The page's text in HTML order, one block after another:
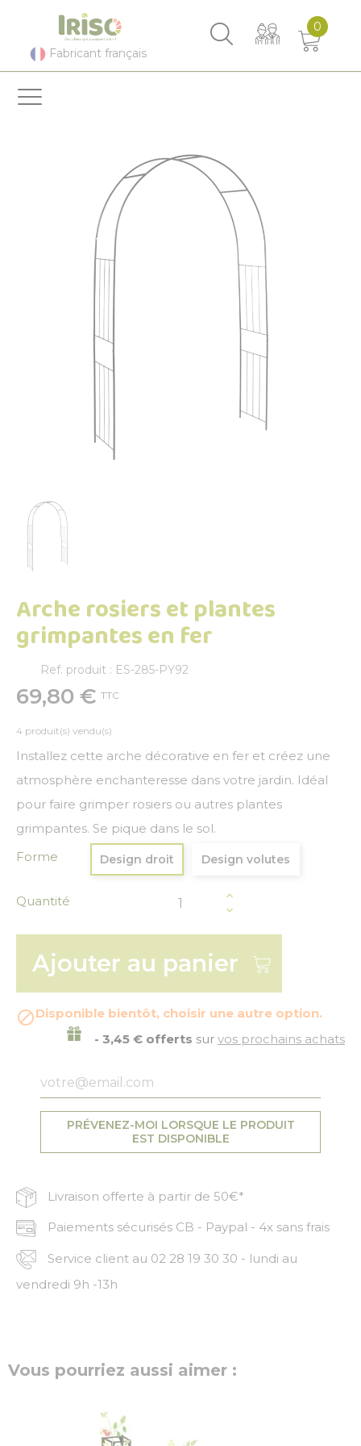
Fabricant français
0
Arche rosiers et plantes
grimpantes en fer
Ref. produit : ES-285-PY92
69,80 € TTC
4 produit(s) vendu(s)
Installez cette arche décorative en fer et créez une
atmosphère enchanteresse dans votre jardin. Idéal
pour faire grimper rosiers ou autres plantes
grimpantes. Se pique dans le sol.
Forme
Design droit Design volutes
Quantité
Ajouter au panier
Disponible bientôt, choisir une autre option.
- 3,45 € offerts sur vos prochains achats
PRÉVENEZ-MOI LORSQUE LE PRODUIT
EST DISPONIBLE
Livraison offerte à partir de 50€*
Paiements sécurisés CB - Paypal - 4x sans frais
Service client au 02 28 19 30 30 - lundi au
vendredi 9h -13h
Vous pourriez aussi aimer :
Panneau de gestion des cookies